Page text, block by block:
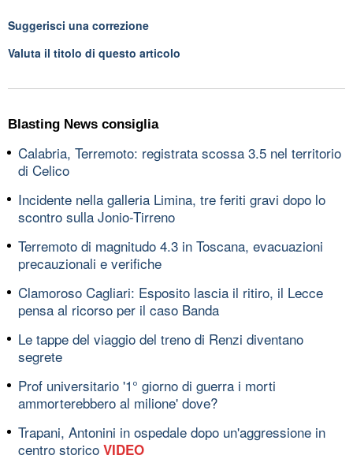
Suggerisci una correzione
Valuta il titolo di questo articolo
Blasting News consiglia
Calabria, Terremoto: registrata scossa 3.5 nel territorio
di Celico
Incidente nella galleria Limina, tre feriti gravi dopo lo
scontro sulla Jonio-Tirreno
Terremoto di magnitudo 4.3 in Toscana, evacuazioni
precauzionali e verifiche
Clamoroso Cagliari: Esposito lascia il ritiro, il Lecce
pensa al ricorso per il caso Banda
Le tappe del viaggio del treno di Renzi diventano
segrete
Prof universitario '1° giorno di guerra i morti
ammorterebbero al milione' dove?
Trapani, Antonini in ospedale dopo un'aggressione in
centro storico VIDEO